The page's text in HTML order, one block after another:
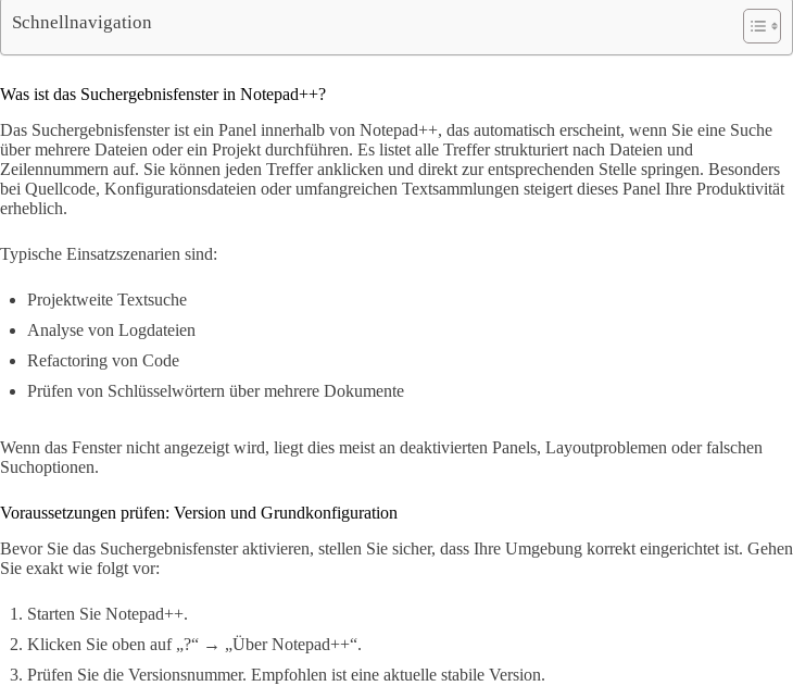
Schnellnavigation
Was ist das Suchergebnisfenster in Notepad++?
Das Suchergebnisfenster ist ein Panel innerhalb von Notepad++, das automatisch erscheint, wenn Sie eine Suche
über mehrere Dateien oder ein Projekt durchführen. Es listet alle Treffer strukturiert nach Dateien und
Zeilennummern auf. Sie können jeden Treffer anklicken und direkt zur entsprechenden Stelle springen. Besonders
bei Quellcode, Konfigurationsdateien oder umfangreichen Textsammlungen steigert dieses Panel Ihre Produktivität
erheblich.
Typische Einsatzszenarien sind:
Projektweite Textsuche
Analyse von Logdateien
Refactoring von Code
Prüfen von Schlüsselwörtern über mehrere Dokumente
Wenn das Fenster nicht angezeigt wird, liegt dies meist an deaktivierten Panels, Layoutproblemen oder falschen
Suchoptionen.
Voraussetzungen prüfen: Version und Grundkonfiguration
Bevor Sie das Suchergebnisfenster aktivieren, stellen Sie sicher, dass Ihre Umgebung korrekt eingerichtet ist. Gehen
Sie exakt wie folgt vor:
Starten Sie Notepad++.
Klicken Sie oben auf „?“ → „Über Notepad++“.
Prüfen Sie die Versionsnummer. Empfohlen ist eine aktuelle stabile Version.